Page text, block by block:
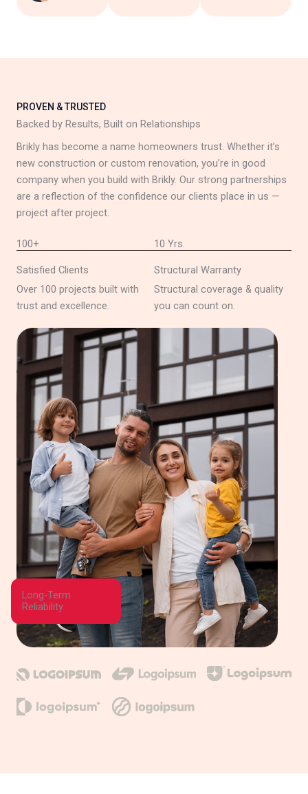
Long-Term
Reliability
PROVEN & TRUSTED
Backed by Results, Built on Relationships
Brikly has become a name homeowners trust. Whether it’s
new construction or custom renovation, you’re in good
company when you build with Brikly. Our strong partnerships
are a reflection of the confidence our clients place in us —
project after project.
100+
Satisfied Clients
Over 100 projects built with
trust and excellence.
10 Yrs.
Structural Warranty
Structural coverage & quality
you can count on.